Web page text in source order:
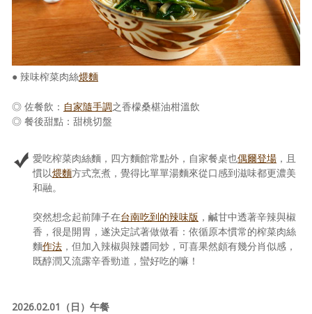
歷史區
關於Yilan
個人著作
活動實況記錄
合作與代言
訂閱電子報
● 辣味榨菜肉絲煨麵
◎ 佐餐飲： 自家隨手調之香檬桑椹油柑溫飲
◎ 餐後甜點：甜桃切盤
愛吃榨菜肉絲麵，四方麵館常點外，自家餐桌也偶爾登場 ，且
慣以煨麵方式烹煮，覺得比單單湯麵來從口感到滋味都更濃美
和融。
突然想念起前陣子在台南吃到的辣味版 ，鹹甘中透著辛辣與椒
香，很是開胃，遂決定試著做做看：依循原本慣常的榨菜肉絲
麵作法 ，但加入辣椒與辣醬同炒，可喜果然頗有幾分肖似感，
既醇潤又流露辛香勁道，蠻好吃的嘛！
2026.02.01（日）午餐